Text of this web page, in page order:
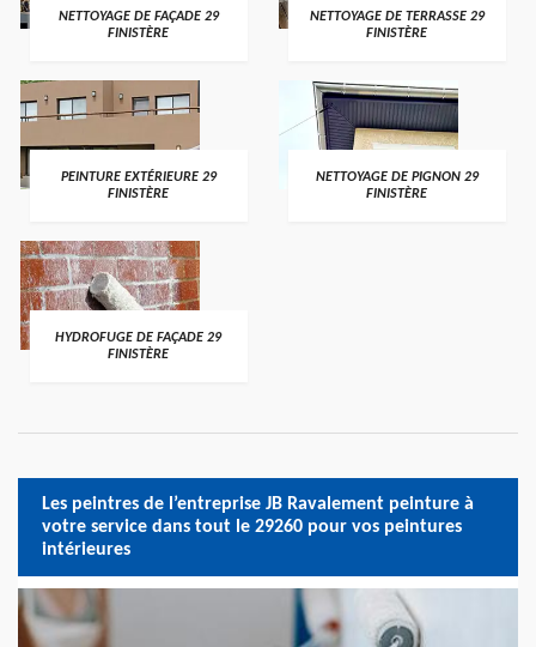
NETTOYAGE DE FAÇADE 29
FINISTÈRE
NETTOYAGE DE TERRASSE 29
FINISTÈRE
PEINTURE EXTÉRIEURE 29
FINISTÈRE
NETTOYAGE DE PIGNON 29
FINISTÈRE
HYDROFUGE DE FAÇADE 29
FINISTÈRE
Les peintres de l’entreprise JB Ravalement peinture à
votre service dans tout le 29260 pour vos peintures
intérieures